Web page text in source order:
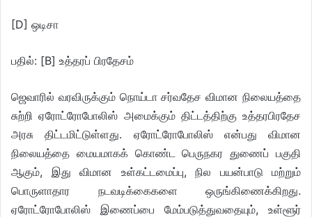
[D] ஒடிசா
பதில்: [B] உத்தரப் பிரதேசம்
ஜெவாரில் வரவிருக்கும் நொய்டா சர்வதேச விமான நிலையத்தை
சுற்றி ஏரோட்ரோபோலிஸ் அமைக்கும் திட்டத்திற்கு உத்தரபிரதேச
அரசு திட்டமிட்டுள்ளது. ஏரோட்ரோபோலிஸ் என்பது விமான
நிலையத்தை மையமாகக் கொண்ட பெருநகர துணைப் பகுதி
ஆகும், இது விமான உள்கட்டமைப்பு, நில பயன்பாடு மற்றும்
பொருளாதார நடவடிக்கைகளை ஒருங்கிணைக்கிறது.
ஏரோட்ரோபோலிஸ் இணைப்பை மேம்படுத்துவதையும், உள்ளூர்